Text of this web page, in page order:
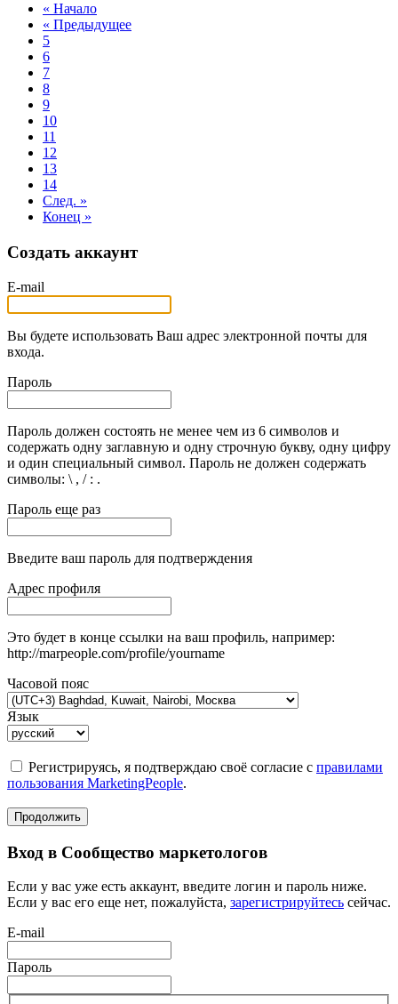
« Начало
« Предыдущее
5
6
7
8
9
10
11
12
13
14
След. »
Конец »
Создать аккаунт
E-mail
Вы будете использовать Ваш адрес электронной почты для
входа.
Пароль
Пароль должен состоять не менее чем из 6 символов и
содержать одну заглавную и одну строчную букву, одну цифру
и один специальный символ. Пароль не должен содержать
символы: \ , / : .
Пароль еще раз
Введите ваш пароль для подтверждения
Адрес профиля
Это будет в конце ссылки на ваш профиль, например:
http://marpeople.com/profile/yourname
Часовой пояс
Язык
Регистрируясь, я подтверждаю своё согласие с правилами
пользования MarketingPeople.
Продолжить
Вход в Сообщество маркетологов
Если у вас уже есть аккаунт, введите логин и пароль ниже.
Если у вас его еще нет, пожалуйста, зарегистрируйтесь сейчас.
E-mail
Пароль